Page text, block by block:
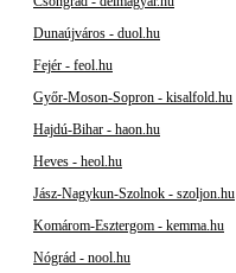
Dunaújváros - duol.hu
Fejér - feol.hu
Győr-Moson-Sopron - kisalfold.hu
Hajdú-Bihar - haon.hu
Heves - heol.hu
Jász-Nagykun-Szolnok - szoljon.hu
Komárom-Esztergom - kemma.hu
Nógrád - nool.hu